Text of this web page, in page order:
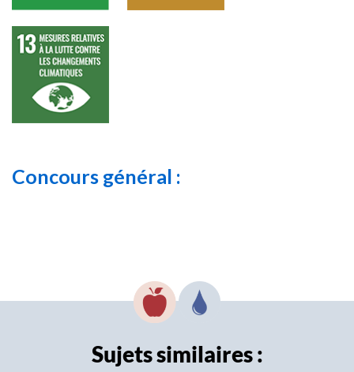
Concours général :
Sujets similaires :